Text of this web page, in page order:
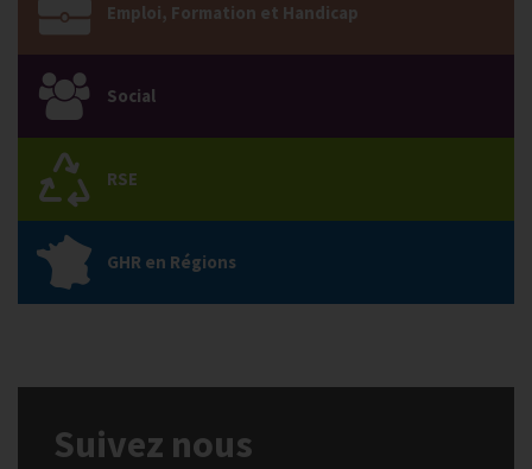
Emploi, Formation et Handicap
Social
RSE
GHR en Régions
Suivez nous